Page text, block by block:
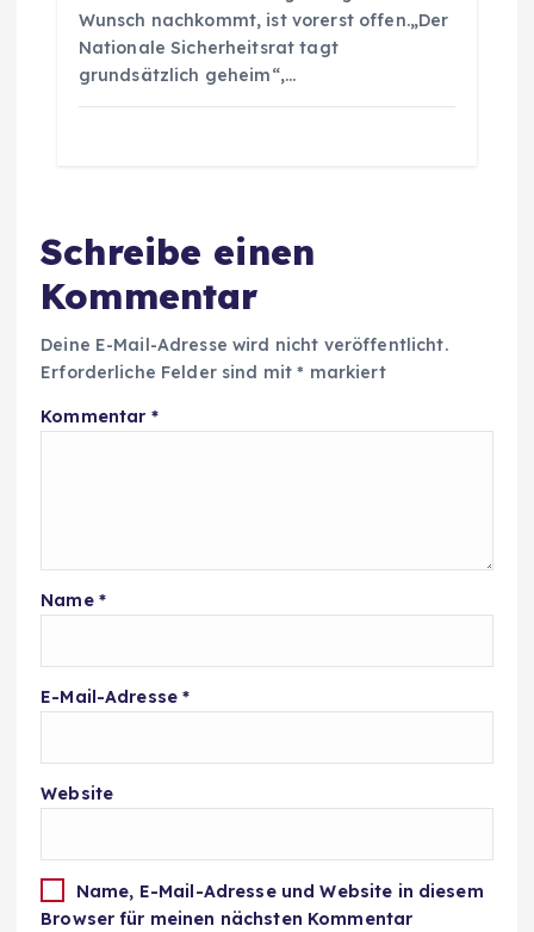
Wunsch nachkommt, ist vorerst offen.„Der
Nationale Sicherheitsrat tagt
grundsätzlich geheim“,…
Schreibe einen
Kommentar
Deine E-Mail-Adresse wird nicht veröffentlicht.
Erforderliche Felder sind mit* markiert
Kommentar *
Name *
E-Mail-Adresse*
Website
Name, E-Mail-Adresse und Website in diesem
Browser für meinen nächsten Kommentar